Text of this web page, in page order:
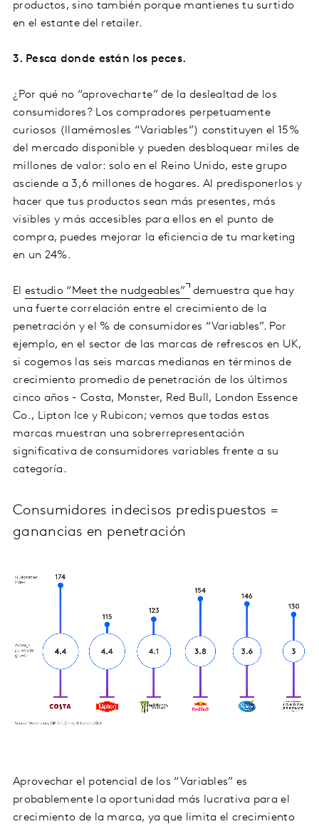
productos, sino también porque mantienes tu surtido
en el estante del retailer.
3. Pesca donde están los peces.
¿Por qué no “aprovecharte” de la deslealtad de los
consumidores? Los compradores perpetuamente
curiosos (llamémosles “Variables”) constituyen el 15%
del mercado disponible y pueden desbloquear miles de
millones de valor: solo en el Reino Unido, este grupo
asciende a 3,6 millones de hogares. Al predisponerlos y
hacer que tus productos sean más presentes, más
visibles y más accesibles para ellos en el punto de
compra, puedes mejorar la eficiencia de tu marketing
en un 24%.
El estudio “Meet the nudgeables” demuestra que hay
una fuerte correlación entre el crecimiento de la
penetración y el % de consumidores “Variables”. Por
ejemplo, en el sector de las marcas de refrescos en UK,
si cogemos las seis marcas medianas en términos de
crecimiento promedio de penetración de los últimos
cinco años - Costa, Monster, Red Bull, London Essence
Co., Lipton Ice y Rubicon; vemos que todas estas
marcas muestran una sobrerrepresentación
significativa de consumidores variables frente a su
categoría.
Consumidores indecisos predispuestos =
ganancias en penetración
Aprovechar el potencial de los “Variables” es
probablemente la oportunidad más lucrativa para el
crecimiento de la marca, ya que limita el crecimiento